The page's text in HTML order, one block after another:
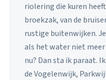
riolering die kuren
broekzak, van de
rustige buitenwijken.
als het water niet
nu? Dan sta ik paraat.
de Vogelenwijk,